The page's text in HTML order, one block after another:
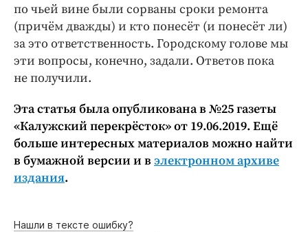
по чьей вине были сорваны сроки ремонта
(причём дважды) и кто понесёт (и ­понесёт ли)
за это ответственность. ­Городскому голове мы
эти вопросы, ­конечно, задали. Ответов пока
не получили.
Эта статья была опубликована в №25 газеты
«Калужский перекрёсток» от 19.06.2019. Ещё
больше интересных материалов можно найти
в бумажной версии и в электронном архиве
издания.
Нашли в тексте ошибку?